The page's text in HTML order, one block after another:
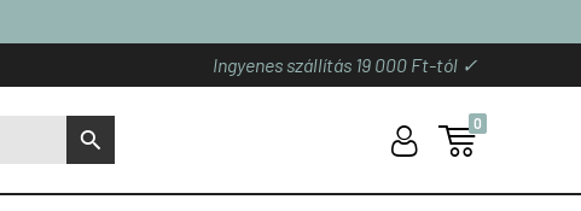
Ingyenes szállítás 19 000 Ft-tól ✓
S U 
0